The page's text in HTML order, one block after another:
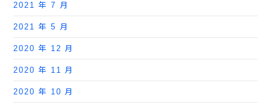
2021 年 7 月
2021 年 5 月
2020 年 12 月
2020 年 11 月
2020 年 10 月